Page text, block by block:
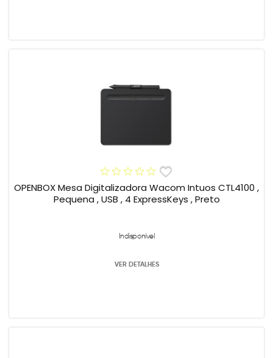
OPENBOX Mesa Digitalizadora Wacom Intuos CTL4100 ,
Pequena , USB , 4 ExpressKeys , Preto
Indisponível
VER DETALHES